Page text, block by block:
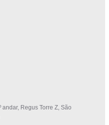
andar, Regus Torre Z, São